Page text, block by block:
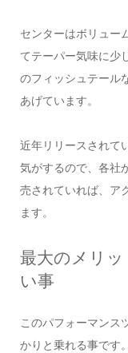
センターはボリュー
てテーパー気味に少
のフィッシュテール
あげています。
近年リリースされて
気がするので、各社
売されていれば、ア
ます。
最大のメリ
い事
このパフォーマンス
かりと乗れる事です。